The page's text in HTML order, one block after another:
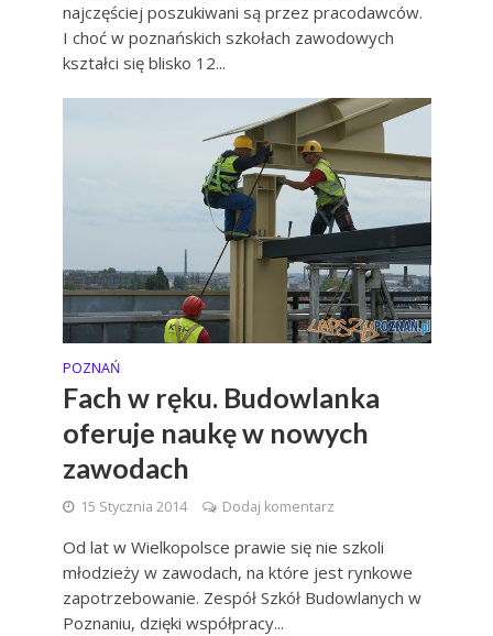
najczęściej poszukiwani są przez pracodawców.
I choć w poznańskich szkołach zawodowych
kształci się blisko 12...
POZNAŃ
Fach w ręku. Budowlanka
oferuje naukę w nowych
zawodach
15 Stycznia 2014 Dodaj komentarz
Od lat w Wielkopolsce prawie się nie szkoli
młodzieży w zawodach, na które jest rynkowe
zapotrzebowanie. Zespół Szkół Budowlanych w
Poznaniu, dzięki współpracy...